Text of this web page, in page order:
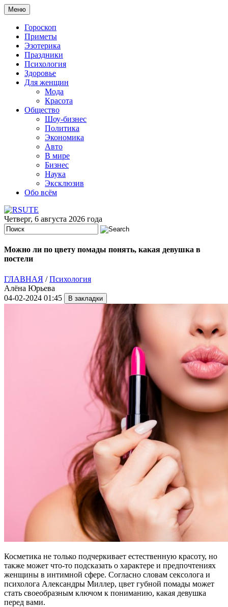
Меню
Гороскоп
Приметы
Эзотерика
Праздники
Психология
Здоровье
Для женщин
Мода
Красота
Общество
Шоу-бизнес
Политика
Экономика
Авто
В мире
Бизнес
Наука
Эксклюзив
Обо всём
Четверг, 6 августа 2026 года
Можно ли по цвету помады понять, какая девушка в
постели
ГЛАВНАЯ /Психология
Алёна Юрьева
04-02-2024 01:45
Косметика не только подчеркивает естественную красоту, но
также может что-то подсказать о характере и предпочтениях
женщины в интимной сфере. Согласно словам сексолога и
психолога Александры Миллер, цвет губной помады может
стать своеобразным ключом к пониманию, какая девушка
перед вами.